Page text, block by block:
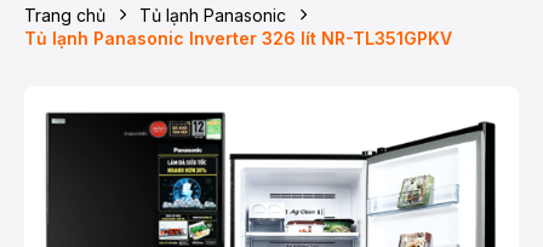
Trang chủ
Tủ lạnh Panasonic
Tủ lạnh Panasonic Inverter 326 lít NR-TL351GPKV